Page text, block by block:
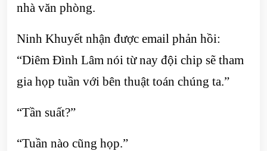
nhà văn phòng.
Ninh Khuyết nhận được email phản hồi:
“Diêm Đình Lâm nói từ nay đội chip sẽ tham
gia họp tuần với bên thuật toán chúng ta.”
“Tần suất?”
“Tuần nào cũng họp.”